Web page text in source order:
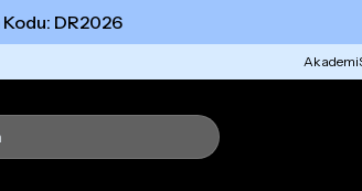
DR2026
Akademi